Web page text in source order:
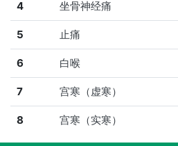
4 坐骨神经痛
5 止痛
6 白喉
7 宫寒（虚寒）
8 宫寒（实寒）